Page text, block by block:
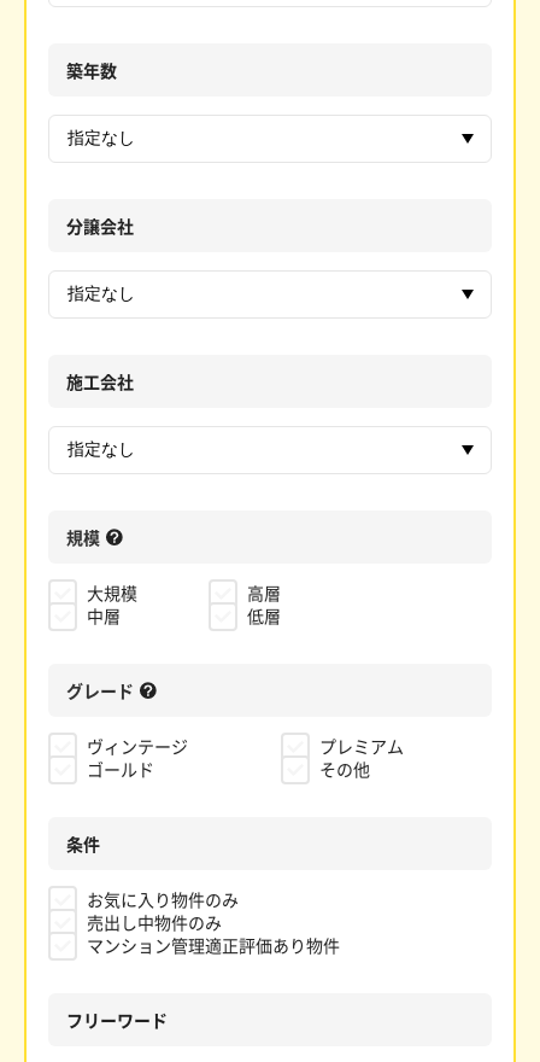
築年数
分譲会社
施工会社
規模
大規模
高層
中層
低層
グレード
ヴィンテージ
プレミアム
ゴールド
その他
条件
お気に入り物件のみ
売出し中物件のみ
マンション管理適正評価あり物件
フリーワード